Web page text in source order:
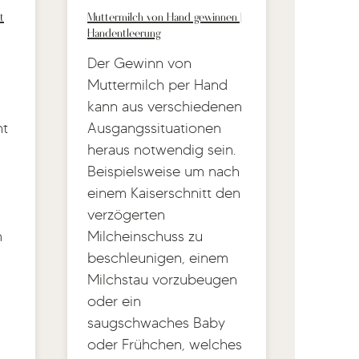
Muttermilch von Hand gewinnen |
Handentleerung
Der Gewinn von
Muttermilch per Hand
kann aus verschiedenen
Ausgangssituationen
heraus notwendig sein.
Beispielsweise um nach
einem Kaiserschnitt den
verzögerten
Milcheinschuss zu
beschleunigen, einem
Milchstau vorzubeugen
oder ein
saugschwaches Baby
oder Frühchen, welches